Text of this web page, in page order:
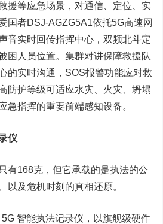
援等应急场景，对通信、定位、实
国者DSJ-AGZG5A1依托5G高速网
音实时回传指挥中心，双频北斗定
困人员位置。集群对讲保障救援队
的实时沟通，SOS报警功能应对救
防护等级可适应水灾、火灾、坍塌
急指挥的重要前端感知设备。
仪
有168克，但它承载的是执法的公
以及危机时刻的真相还原。
智能执法记录仪，以旗舰级硬件